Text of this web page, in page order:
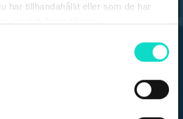
har tillhandahållit eller som de har